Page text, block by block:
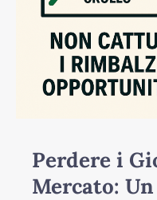
Perdere i
Mercato: